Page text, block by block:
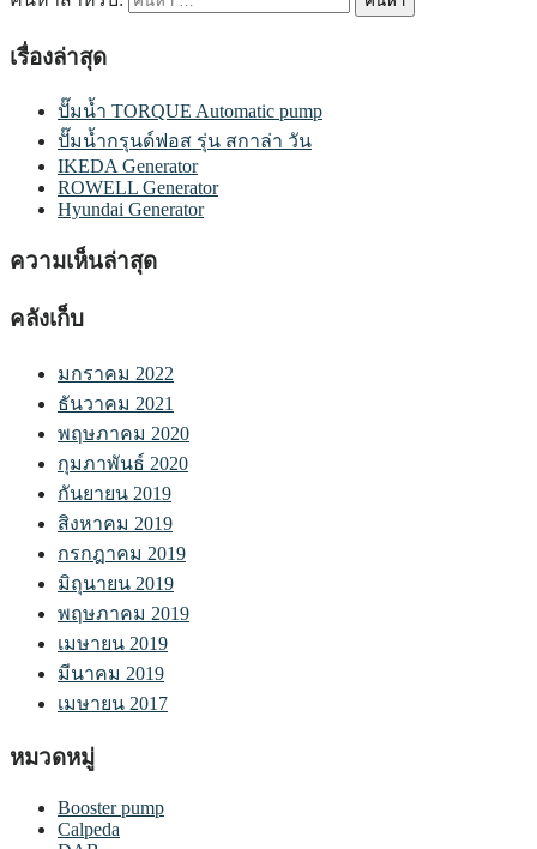
เรื่องล่าสุด
ปั๊มน้ำ TORQUE Automatic pump
ปั๊มน้ำกรุนด์ฟอส รุ่น สกาล่า วัน
IKEDA Generator
ROWELL Generator
Hyundai Generator
ความเห็นล่าสุด
คลังเก็บ
มกราคม 2022
ธันวาคม 2021
พฤษภาคม 2020
กุมภาพันธ์ 2020
กันยายน 2019
สิงหาคม 2019
กรกฎาคม 2019
มิถุนายน 2019
พฤษภาคม 2019
เมษายน 2019
มีนาคม 2019
เมษายน 2017
หมวดหมู่
Booster pump
Calpeda